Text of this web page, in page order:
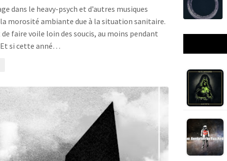
dans le heavy-psych et d’autres musiques
morosité ambiante due à la situation sanitaire.
faire voile loin des soucis, au moins pendant
Et si cette anné…